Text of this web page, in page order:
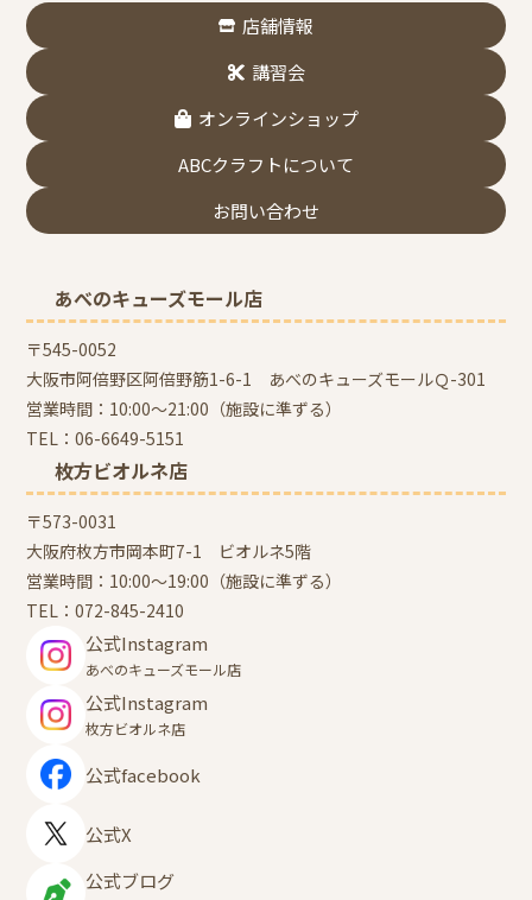
店舗情報
講習会
オンラインショップ
ABCクラフトについて
お問い合わせ
あべのキューズモール店
〒545-0052
大阪市阿倍野区阿倍野筋1-6-1 あべのキューズモールＱ-301
営業時間：10:00～21:00（施設に準ずる）
TEL：06-6649-5151
枚方ビオルネ店
〒573-0031
大阪府枚方市岡本町7-1 ビオルネ5階
営業時間：10:00～19:00（施設に準ずる）
TEL：072-845-2410
公式Instagram
あべのキューズモール店
公式Instagram
枚方ビオルネ店
公式facebook
公式X
公式ブログ